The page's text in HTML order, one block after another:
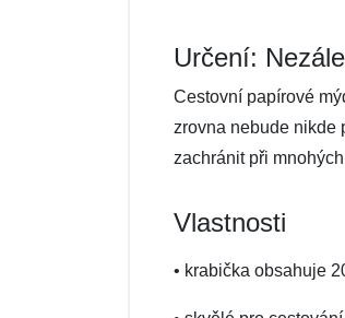
Určení:
Cestovní papírové
zrovna nebude nikde
zachránit při
Vlastnosti
• krabička obsahuje